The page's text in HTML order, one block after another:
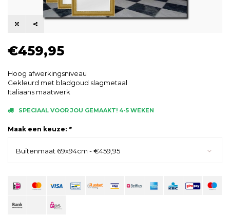
€459,95
Hoog afwerkingsniveau
Gekleurd met bladgoud slagmetaal
Italiaans maatwerk
SPECIAAL VOOR JOU GEMAAKT! 4-5 WEKEN
Maak een keuze: *
Buitenmaat 69x94cm - €459,95